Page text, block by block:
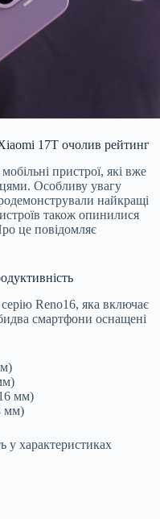
17T очолив рейтинг
пристрої, які вже
Особливу увагу
найкращі
також опинилися
це повідомляє
Reno16, яка включає
смартфони оснащені
мм)
мм)
у характеристиках